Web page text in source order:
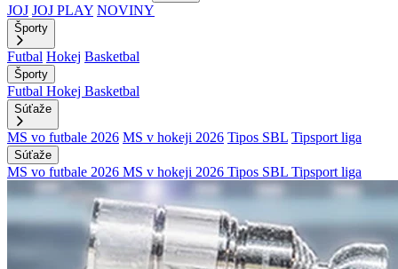
JOJ JOJ PLAY NOVINY
Športy
Futbal Hokej Basketbal
Športy
Futbal Hokej Basketbal
Súťaže
MS vo futbale 2026 MS v hokeji 2026 Tipos SBL Tipsport liga
Súťaže
MS vo futbale 2026 MS v hokeji 2026 Tipos SBL Tipsport liga